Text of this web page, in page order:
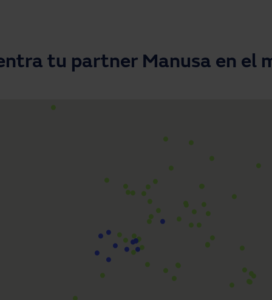
tu partner Manusa en el